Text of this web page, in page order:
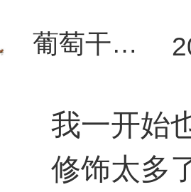
葡萄干布丁
我一开始
修饰太多